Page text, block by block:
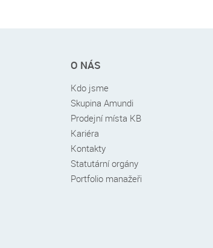
menu
patičce
O NÁS
Kdo jsme
Skupina Amundi
Prodejní místa KB
Kariéra
Kontakty
Statutární orgány
Portfolio manažeři